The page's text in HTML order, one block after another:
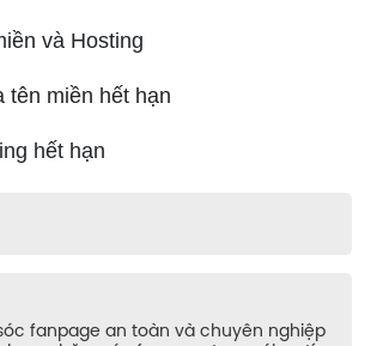
và Hosting
tên miền hết hạn
hết hạn